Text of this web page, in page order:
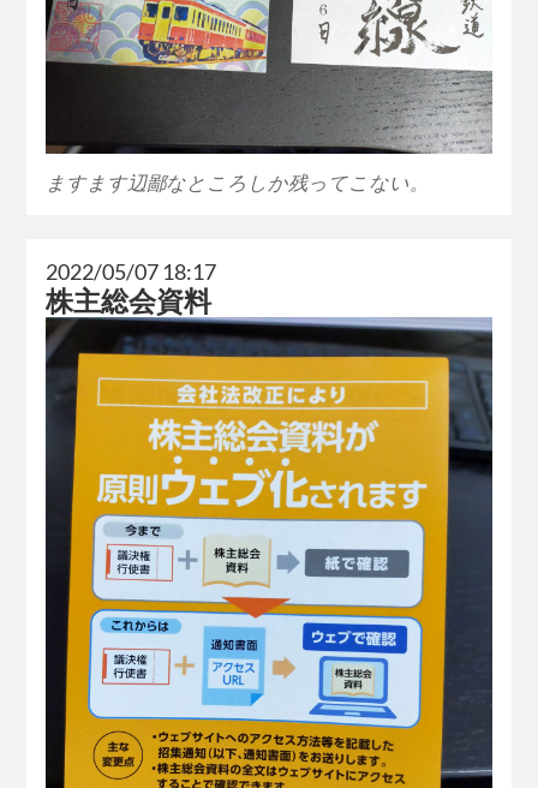
ますます辺鄙なところしか残ってこない。
2022/05/07 18:17
株主総会資料